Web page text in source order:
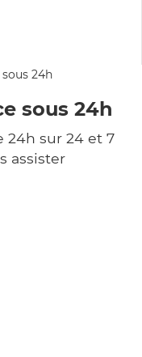
sous 24h
24h sur 24 et 7
assister